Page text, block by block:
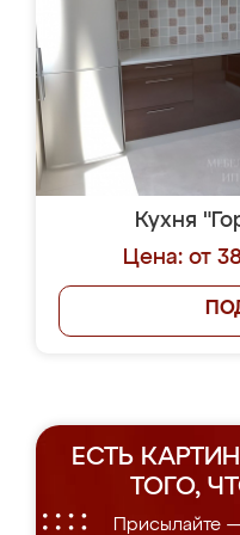
Кухня
Цена: от
ЕСТЬ
ТОГО,
Присылайте